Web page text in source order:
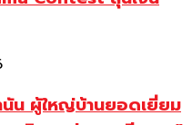
น ผู้ใหญ่บ้านยอดเยี่ยม